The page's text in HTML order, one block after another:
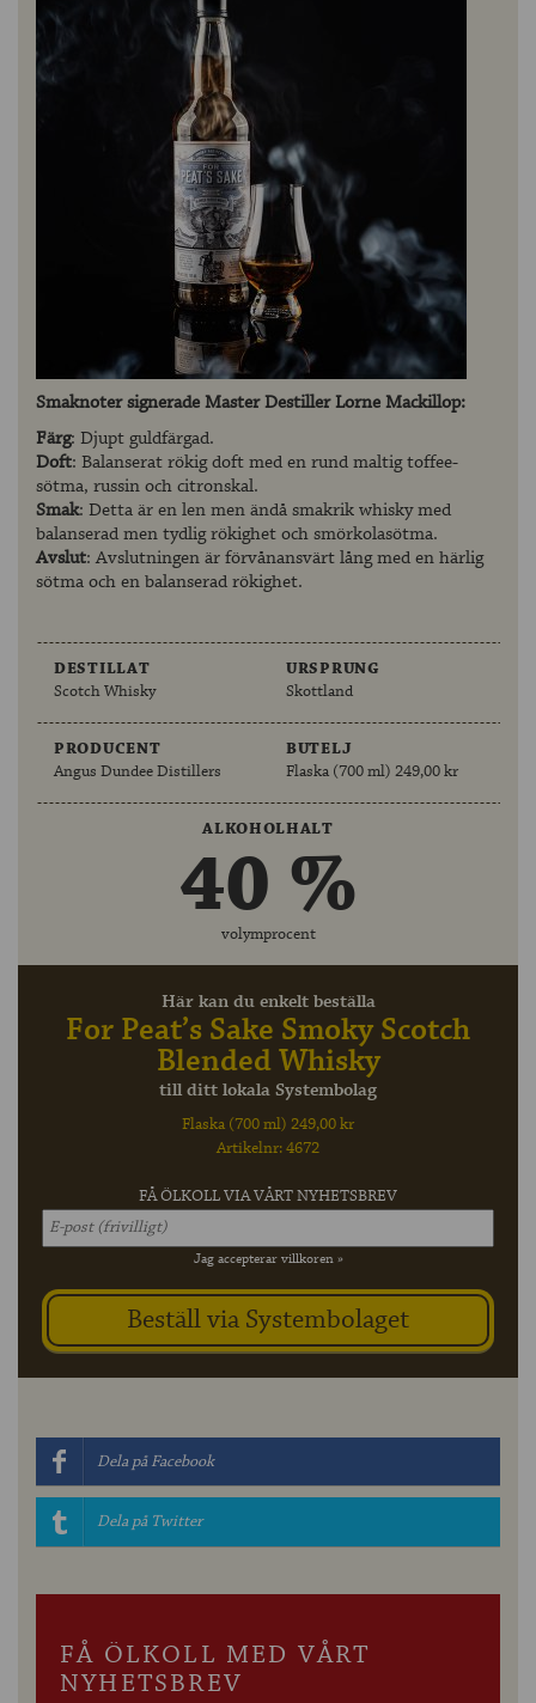
Smaknoter signerade Master Destiller Lorne Mackillop:
Färg: Djupt guldfärgad.
Doft: Balanserat rökig doft med en rund maltig toffee-
sötma, russin och citronskal.
Smak: Detta är en len men ändå smakrik whisky med
balanserad men tydlig rökighet och smörkolasötma.
Avslut: Avslutningen är förvånansvärt lång med en härlig
sötma och en balanserad rökighet.
DESTILLAT
Scotch Whisky
URSPRUNG
Skottland
PRODUCENT
Angus Dundee Distillers
BUTELJ
Flaska (700 ml) 249,00 kr
ALKOHOLHALT
40 %
volymprocent
Här kan du enkelt beställa
For Peat’s Sake Smoky Scotch
Blended Whisky
till ditt lokala Systembolag
Flaska (700 ml) 249,00 kr
Artikelnr: 4672
FÅ ÖLKOLL VIA VÅRT NYHETSBREV
Jag accepterar villkoren »
Dela på Facebook
Dela på Twitter
FÅ ÖLKOLL MED VÅRT
NYHETSBREV